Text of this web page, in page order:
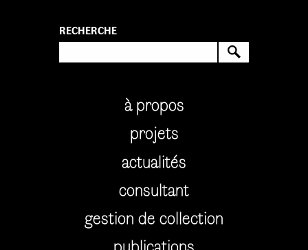
RECHERCHE
à propos
projets
actualités
consultant
gestion de collection
publications